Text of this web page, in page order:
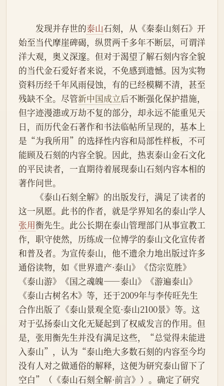
发现并存世的泰山石刻，从《秦泰山刻石》开
始至当代摩崖碑碣，纵贯两千多年不断层，可谓洋
洋大观，奥义深邃。但对于渴望了解石刻内容全貌
的当代金石爱好者来说，不免感到遗憾。因为实物
资料历经千年风雨侵蚀，有的已经模糊不清，甚至
残缺不全。尽管新中国成立后不断强化保护措施，
但字迹漫漶或万劫不复的部分，却永远不能重见天
日，而历代金石著作和书法临帖所呈现的，基本上
是“为我所用”的选择性内容和局部性样板，不可
能顾及石刻的内容全貌。因此，热衷泰山金石文化
的平民读者，一直期待着展现泰山石刻内容本相的
著作问世。
《泰山石刻全解》的出版发行，满足了读者的
这一夙愿。此书的作者，就是学界知名的泰山学人
张用衡先生。此公长期在泰山管理部门从事宣教工
作，职守使然，历练成一位博学的泰山文化宣传者
和普及者。为宣传泰山，他不遗余力地出版过许多
通俗读物，如《世界遗产·泰山》《岱宗览胜》
《泰山游》《国之魂魄——泰山》《游遍泰山》
《泰山古树名木》等，还于2009年与李传旺先生
合作出版了《泰山景观全览·泰山2100景》等。这
对于弘扬泰山文化无疑起到了权威发言的作用。但
是，张用衡先生并没有满足这些，“总觉得未能进
入泰山”，认为“泰山绝大多数石刻的内容至今均
没有人对之做通俗的解释，这便为研究泰山留下了
空白”（《泰山石刻全解·前言》）。确定了研究